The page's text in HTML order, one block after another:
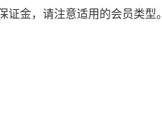
证金，请注意适用的会员类型